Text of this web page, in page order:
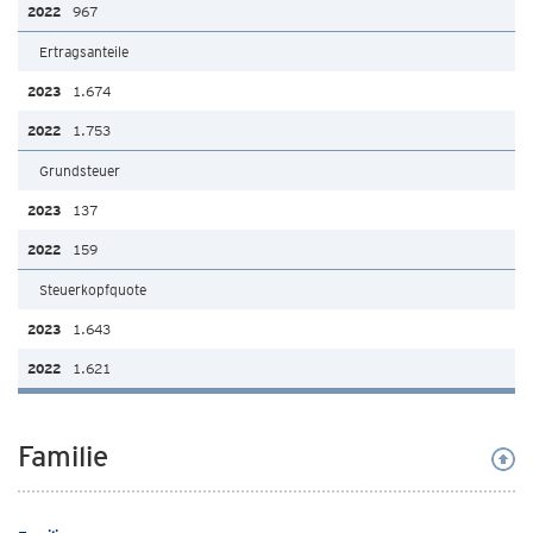
967
Ertragsanteile
1.674
1.753
Grundsteuer
137
159
Steuerkopfquote
1.643
1.621
Familie